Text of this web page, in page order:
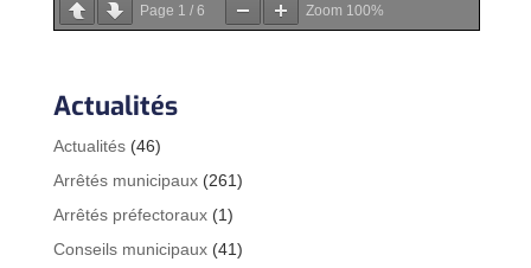
Page 1 / 6 Zoom 100%
Actualités
Actualités(46)
Arrêtés municipaux(261)
Arrêtés préfectoraux(1)
Conseils municipaux(41)